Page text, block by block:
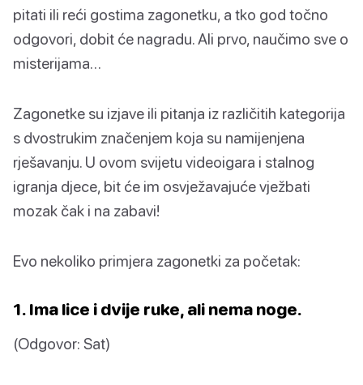
pitati ili reći gostima zagonetku, a tko god točno
odgovori, dobit će nagradu. Ali prvo, naučimo sve o
misterijama…
Zagonetke su izjave ili pitanja iz različitih kategorija
s dvostrukim značenjem koja su namijenjena
rješavanju. U ovom svijetu videoigara i stalnog
igranja djece, bit će im osvježavajuće vježbati
mozak čak i na zabavi!
Evo nekoliko primjera zagonetki za početak:
1. Ima lice i dvije ruke, ali nema noge.
(Odgovor: Sat)